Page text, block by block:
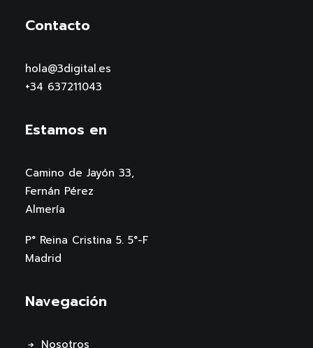
Contacto
hola@3digital.es
+34 637211043
Estamos en
Camino de Jayón 33,
Fernán Pérez
Almería
P° Reina Cristina 5. 5°-F
Madrid
Navegación
Nosotros